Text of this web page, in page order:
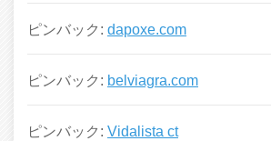
ピンバック: dapoxe.com
ピンバック: belviagra.com
ピンバック: Vidalista ct